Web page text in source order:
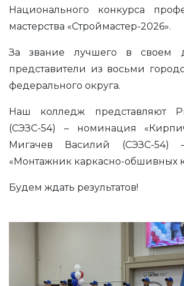
Национального конкурса
мастерства «Строймастер-2026».
За звание лучшего в своем
представители из восьми
федерального округа.
Наш колледж представляют
(СЭЗС-54) – номинация
Мигачев Василий (СЭЗС-54)
«Монтажник каркасно-обшивных
Будем ждать результатов!